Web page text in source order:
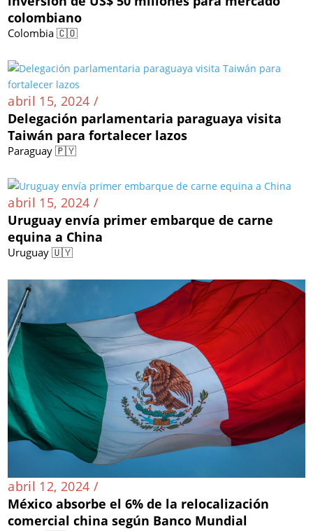
colombiano
Colombia 🇨🇴
abril 15, 2024 /
Delegación parlamentaria paraguaya visita
Taiwán para fortalecer lazos
Paraguay 🇵🇾
abril 15, 2024 /
Uruguay envía primer embarque de carne
equina a China
Uruguay 🇺🇾
abril 12, 2024 /
México absorbe el 6% de la relocalización
comercial china según Banco Mundial